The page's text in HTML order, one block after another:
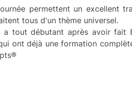
permettent un excellent
tous d'un thème universel.
a tout débutant après avoir fait
ont déjà une formation